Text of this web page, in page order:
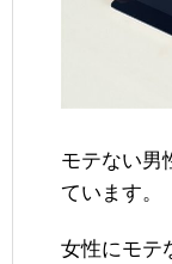
モテない男
ています。
女性にモテ